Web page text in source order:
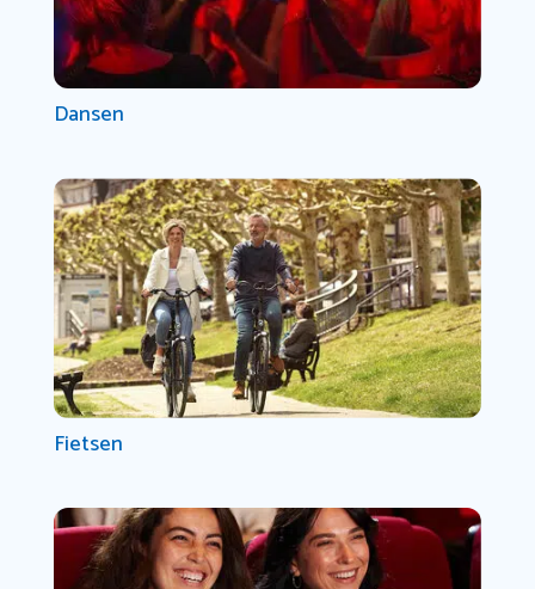
Dansen
Fietsen